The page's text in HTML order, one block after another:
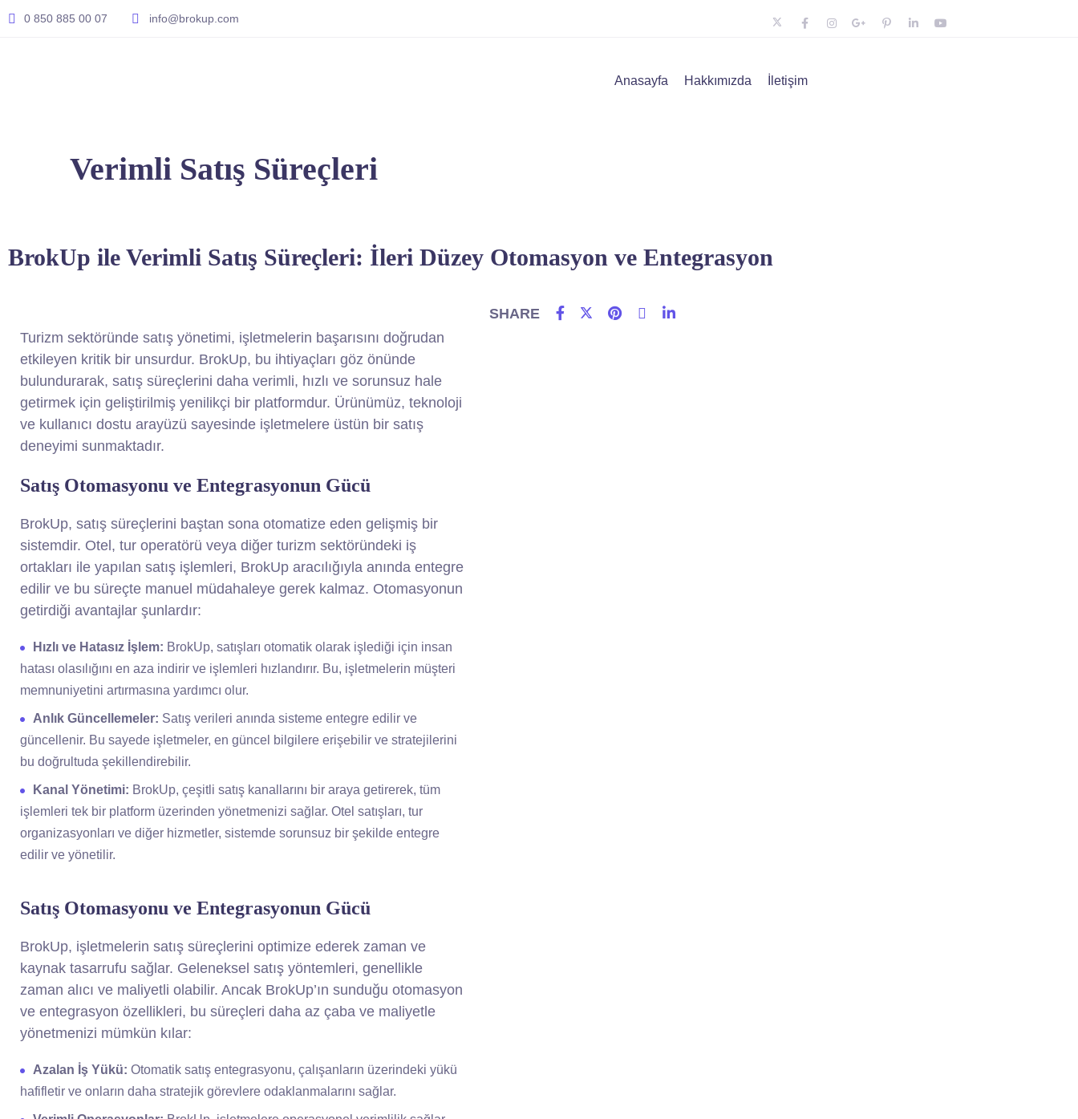
0 850 885 00 07 info@brokup.com
Anasayfa Hakkımızda İletişim
Verimli Satış Süreçleri
BrokUp ile Verimli Satış Süreçleri: İleri Düzey Otomasyon ve Entegrasyon
Turizm sektöründe satış yönetimi, işletmelerin başarısını doğrudan
etkileyen kritik bir unsurdur. BrokUp, bu ihtiyaçları göz önünde
bulundurarak, satış süreçlerini daha verimli, hızlı ve sorunsuz hale
getirmek için geliştirilmiş yenilikçi bir platformdur. Ürünümüz, teknoloji
ve kullanıcı dostu arayüzü sayesinde işletmelere üstün bir satış
deneyimi sunmaktadır.
Satış Otomasyonu ve Entegrasyonun Gücü
BrokUp, satış süreçlerini baştan sona otomatize eden gelişmiş bir
sistemdir. Otel, tur operatörü veya diğer turizm sektöründeki iş
ortakları ile yapılan satış işlemleri, BrokUp aracılığıyla anında entegre
edilir ve bu süreçte manuel müdahaleye gerek kalmaz. Otomasyonun
getirdiği avantajlar şunlardır:
Hızlı ve Hatasız İşlem: BrokUp, satışları otomatik olarak işlediği için insan
hatası olasılığını en aza indirir ve işlemleri hızlandırır. Bu, işletmelerin müşteri
memnuniyetini artırmasına yardımcı olur.
Anlık Güncellemeler: Satış verileri anında sisteme entegre edilir ve
güncellenir. Bu sayede işletmeler, en güncel bilgilere erişebilir ve stratejilerini
bu doğrultuda şekillendirebilir.
Kanal Yönetimi: BrokUp, çeşitli satış kanallarını bir araya getirerek, tüm
işlemleri tek bir platform üzerinden yönetmenizi sağlar. Otel satışları, tur
organizasyonları ve diğer hizmetler, sistemde sorunsuz bir şekilde entegre
edilir ve yönetilir.
Satış Otomasyonu ve Entegrasyonun Gücü
BrokUp, işletmelerin satış süreçlerini optimize ederek zaman ve
kaynak tasarrufu sağlar. Geleneksel satış yöntemleri, genellikle
zaman alıcı ve maliyetli olabilir. Ancak BrokUp’ın sunduğu otomasyon
ve entegrasyon özellikleri, bu süreçleri daha az çaba ve maliyetle
yönetmenizi mümkün kılar:
Azalan İş Yükü: Otomatik satış entegrasyonu, çalışanların üzerindeki yükü
hafifletir ve onların daha stratejik görevlere odaklanmalarını sağlar.
SHARE